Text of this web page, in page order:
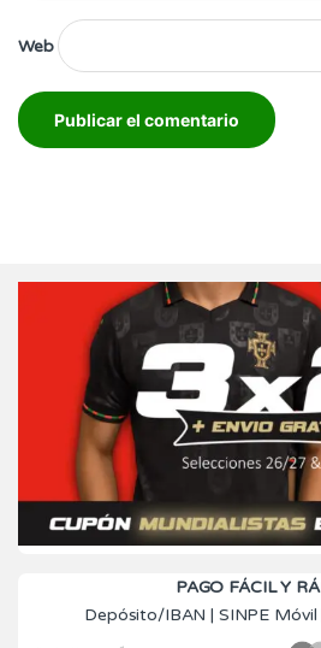
Web
PAGO FÁCIL Y
Depósito/IBAN | SINPE Móvil